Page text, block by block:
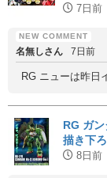
7日前
名無しさん 7日前
RG ニューは昨日
RG ガ
描き下
8日前